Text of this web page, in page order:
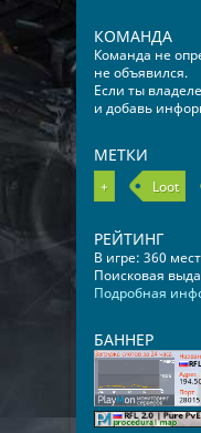
КОМАНДА
Команда не
не объявился.
Если ты
и добавь
МЕТКИ
+ Loot
РЕЙТИНГ
В игре: 360
Поисковая
Подробная
БАННЕР